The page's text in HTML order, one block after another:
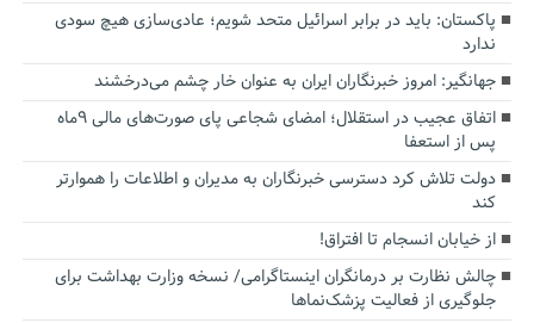
پاکستان: باید در برابر اسرائیل متحد شویم؛ عادی‌سازی هیچ سودی
ندارد
جهانگیر: امروز خبرنگاران ایران به عنوان خار چشم می‌درخشند
اتفاق عجیب در استقلال؛ امضای شجاعی پای صورت‌های مالی ٩ماه
پس از استعفا
دولت تلاش کرد دسترسی خبرنگاران به مدیران و اطلاعات را هموارتر
کند
از خیابان انسجام تا افتراق!
چالش نظارت بر درمانگران اینستاگرامی/ نسخه وزارت بهداشت برای
جلوگیری از فعالیت پزشک‌نماها